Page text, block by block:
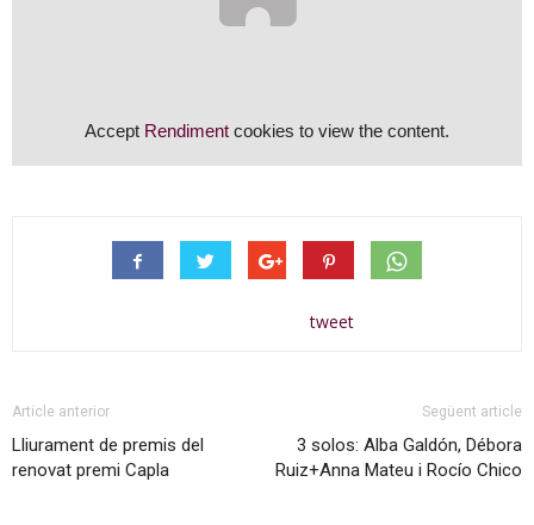
Accept Rendiment cookies to view the content.
tweet
Article anterior
Lliurament de premis del
renovat premi Capla
Següent article
3 solos: Alba Galdón, Débora
Ruiz+Anna Mateu i Rocío Chico